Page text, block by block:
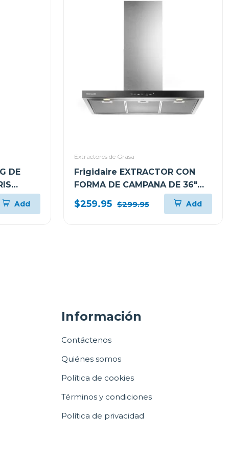
DE
Add
Extractores de Grasa
Frigidaire EXTRACTOR CON
FORMA DE CAMPANA DE 36"
PARA PARED L904EXI
$259.95 $299.95 Add
Información
Contáctenos
Quiénes somos
Política de cookies
Términos y condiciones
Política de privacidad